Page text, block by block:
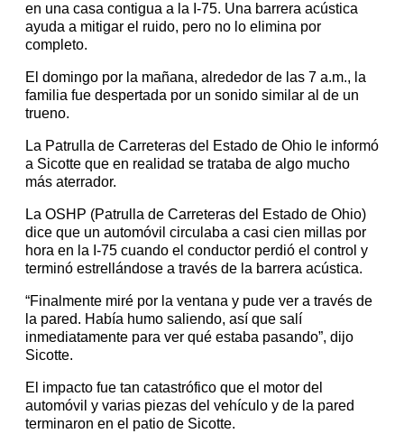
en una casa contigua a la I-75. Una barrera acústica
ayuda a mitigar el ruido, pero no lo elimina por
completo.
El domingo por la mañana, alrededor de las 7 a.m., la
familia fue despertada por un sonido similar al de un
trueno.
La Patrulla de Carreteras del Estado de Ohio le informó
a Sicotte que en realidad se trataba de algo mucho
más aterrador.
La OSHP (Patrulla de Carreteras del Estado de Ohio)
dice que un automóvil circulaba a casi cien millas por
hora en la I-75 cuando el conductor perdió el control y
terminó estrellándose a través de la barrera acústica.
“Finalmente miré por la ventana y pude ver a través de
la pared. Había humo saliendo, así que salí
inmediatamente para ver qué estaba pasando”, dijo
Sicotte.
El impacto fue tan catastrófico que el motor del
automóvil y varias piezas del vehículo y de la pared
terminaron en el patio de Sicotte.